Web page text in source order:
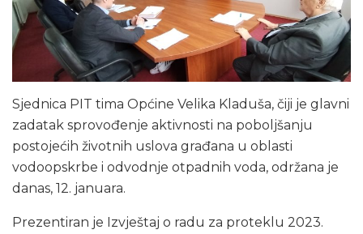
Sjednica PIT tima Općine Velika Kladuša, čiji je glavni
zadatak sprovođenje aktivnosti na poboljšanju
postojećih životnih uslova građana u oblasti
vodoopskrbe i odvodnje otpadnih voda, održana je
danas, 12. januara.
Prezentiran je Izvještaj o radu za proteklu 2023.